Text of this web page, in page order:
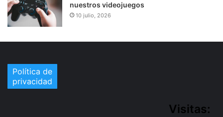
nuestros videojuegos
10 julio, 2026
Política de
privacidad
Visitas: